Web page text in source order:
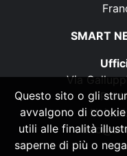
SMART
Via
P.
N.
Questo sito o gli
avvalgono di
utili alle finalità
saperne di più o